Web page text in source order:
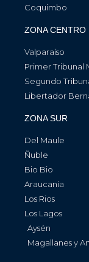
Coquimbo
ZONA CENTRO
Valparaíso
Primer Tribunal
Segundo
Libertador
ZONA SUR
Del Maule
Ñuble
Bio Bio
Araucania
Los Rios
Los Lagos
Aysén
Magallanes y